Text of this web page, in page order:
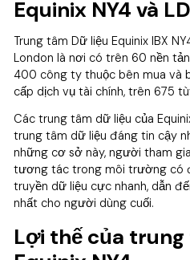
Equinix NY4 và
Trung tâm Dữ liệu Equinix IBX
London là nơi có trên 60 nền
400 công ty thuộc bên mua và
cấp dịch vụ tài chính, trên 675
Các trung tâm dữ liệu của
trung tâm dữ liệu đáng tin cậy
những cơ sở này, người tham
tương tác trong môi trường có
truyền dữ liệu cực nhanh, dẫn
nhất cho người dùng cuối.
Lợi thế của